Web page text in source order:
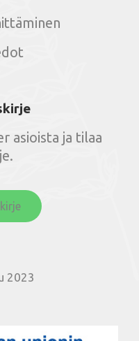
asioista ja tilaa
2023